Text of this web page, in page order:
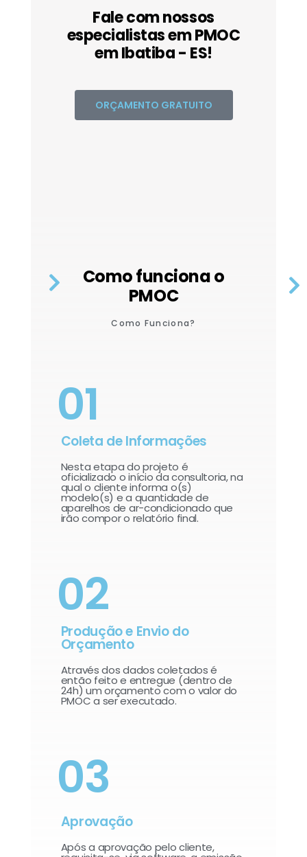
Fale com nossos
especialistas em PMOC
em Ibatiba - ES!
ORÇAMENTO GRATUITO
Como funciona o
PMOC
Como Funciona?
01
Coleta de Informações
Nesta etapa do projeto é
oficializado o início da consultoria, na
qual o cliente informa o(s)
modelo(s) e a quantidade de
aparelhos de ar-condicionado que
irão compor o relatório final.​
02
Produção e Envio do
Orçamento
Através dos dados coletados é
então feito e entregue (dentro de
24h) um orçamento com o valor do
PMOC a ser executado.
03
Aprovação
Após a aprovação pelo cliente,